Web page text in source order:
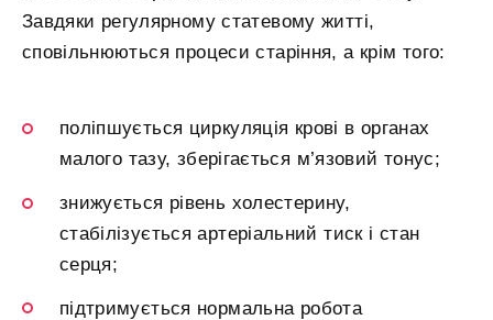
Завдяки регулярному статевому житті,
сповільнюються процеси старіння, а крім того:
поліпшується циркуляція крові в органах
малого тазу, зберігається м’язовий тонус;
знижується рівень холестерину,
стабілізується артеріальний тиск і стан
серця;
підтримується нормальна робота